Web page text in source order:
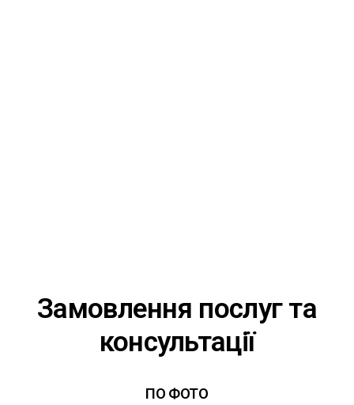
Замовлення послуг та
консультації
ПО ФОТО